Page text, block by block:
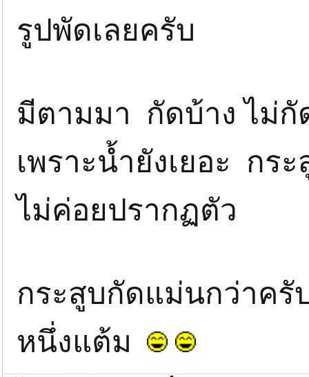
รูปพัดเลยครับ
มีตามมา กัดบ้าง ไม่
เพราะน้ำยังเยอะ กร
ไม่ค่อยปรากฏตัว
กระสูบกัดแม่นกว่าครั
หนึ่งแต้ม